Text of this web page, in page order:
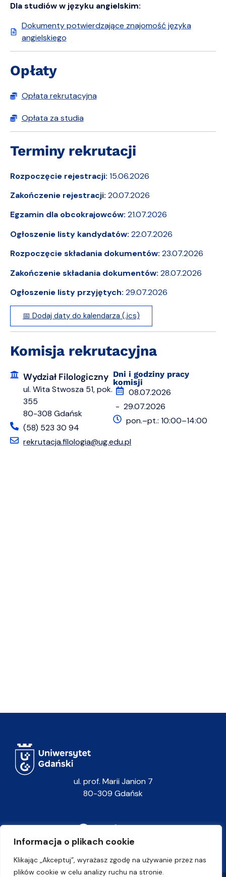
Informacja o plikach cookie
Klikając „Akceptuj”, wyrażasz zgodę na używanie przez nas
plików cookie w celu analizy ruchu na stronie.
Dla studiów w języku angielskim:
Dokumenty potwierdzające znajomość języka
angielskiego
Opłaty
Opłata rekrutacyjna
Opłata za studia
Terminy rekrutacji
Rozpoczęcie rejestracji: 15.06.2026
Zakończenie rejestracji: 20.07.2026
Egzamin dla obcokrajowców: 21.07.2026
Ogłoszenie listy kandydatów: 22.07.2026
Rozpoczęcie składania dokumentów: 23.07.2026
Zakończenie składania dokumentów: 28.07.2026
Ogłoszenie listy przyjętych: 29.07.2026
📅 Dodaj daty do kalendarza (.ics)
Komisja rekrutacyjna
Wydział Filologiczny
ul. Wita Stwosza 51, pok.
355
80-308 Gdańsk
(58) 523 30 94
rekrutacja.filologia@ug.edu.pl
Dni i godziny pracy
komisji
08.07.2026
- 29.07.2026
pon.–pt.: 10:00–14:00
ul. prof. Marii Janion 7
80-309 Gdańsk